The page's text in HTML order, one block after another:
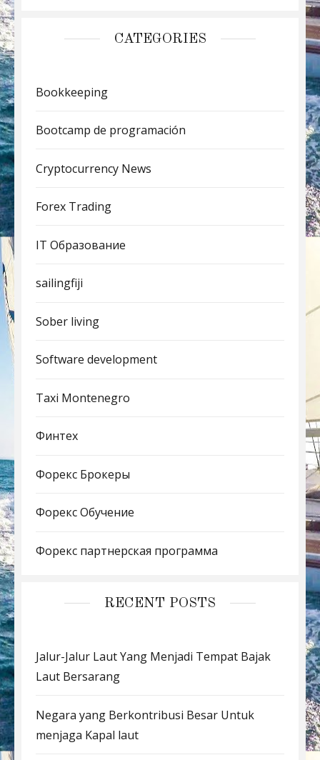
CATEGORIES
Bookkeeping
Bootcamp de programación
Cryptocurrency News
Forex Trading
IT Образование
sailingfiji
Sober living
Software development
Taxi Montenegro
Финтех
Форекс Брокеры
Форекс Обучение
Форекс партнерская программа
RECENT POSTS
Jalur-Jalur Laut Yang Menjadi Tempat Bajak
Laut Bersarang
Negara yang Berkontribusi Besar Untuk
menjaga Kapal laut